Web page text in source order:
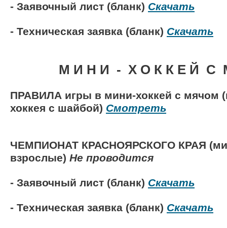
- Заявочный лист (бланк) Скачать
- Техническая заявка (бланк) Скачать
М И Н И - Х О К К Е Й С
ПРАВИЛА игры в мини-хоккей с мячом
хоккея с шайбой) Смотреть
ЧЕМПИОНАТ КРАСНОЯРСКОГО КРАЯ (
взрослые) Не проводится
- Заявочный лист (бланк) Скачать
- Техническая заявка (бланк) Скачать